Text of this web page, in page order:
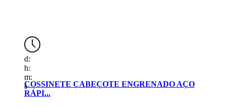
d:
h:
m:
s
COSSINETE CABEÇOTE ENGRENADO AÇO
RÁPI...